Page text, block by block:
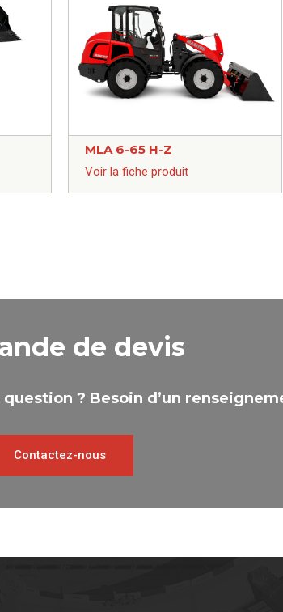
MLA 6-65 H-Z
Voir la fiche produit
de devis
? Besoin d’un
Contactez-nous